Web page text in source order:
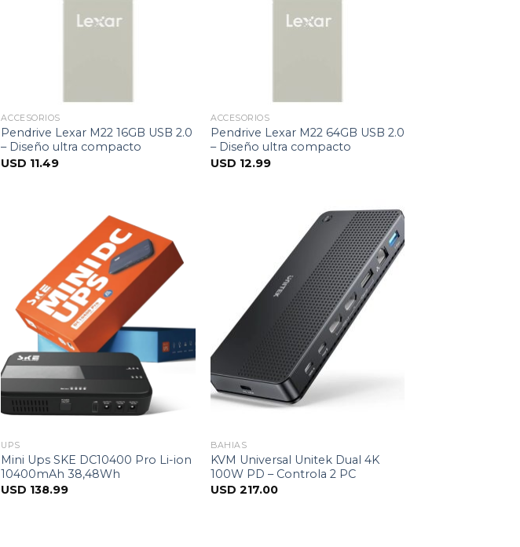
ACCESORIOS
Pendrive Lexar M22 16GB USB 2.0
– Diseño ultra compacto
USD 11.49
ACCESORIOS
Pendrive Lexar M22 64GB USB 2.0
– Diseño ultra compacto
USD 12.99
UPS
Mini Ups SKE DC10400 Pro Li-ion
10400mAh 38,48Wh
USD 138.99
BAHIAS
KVM Universal Unitek Dual 4K
100W PD – Controla 2 PC
USD217.00